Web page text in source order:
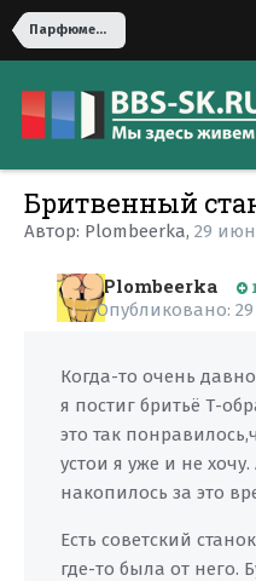
Парфюмерия, косметика
Бритвенный
Автор: Plombeerka, 29
Plombeerka
Опубликовано:
Когда-то очень
я постиг бритьё Т-
это так
устои я уже и не
накопилось за это
Есть советский
где-то была от него.